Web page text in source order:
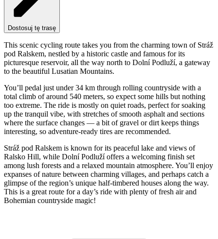
Dostosuj tę trasę
This scenic cycling route takes you from the charming town of Stráž
pod Ralskem, nestled by a historic castle and famous for its
picturesque reservoir, all the way north to Dolní Podluží, a gateway
to the beautiful Lusatian Mountains.
You’ll pedal just under 34 km through rolling countryside with a
total climb of around 540 meters, so expect some hills but nothing
too extreme. The ride is mostly on quiet roads, perfect for soaking
up the tranquil vibe, with stretches of smooth asphalt and sections
where the surface changes — a bit of gravel or dirt keeps things
interesting, so adventure-ready tires are recommended.
Stráž pod Ralskem is known for its peaceful lake and views of
Ralsko Hill, while Dolní Podluží offers a welcoming finish set
among lush forests and a relaxed mountain atmosphere. You’ll enjoy
expanses of nature between charming villages, and perhaps catch a
glimpse of the region’s unique half-timbered houses along the way.
This is a great route for a day’s ride with plenty of fresh air and
Bohemian countryside magic!